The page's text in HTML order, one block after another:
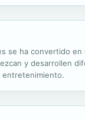
se ha convertido
y desarrollen
entretenimiento.